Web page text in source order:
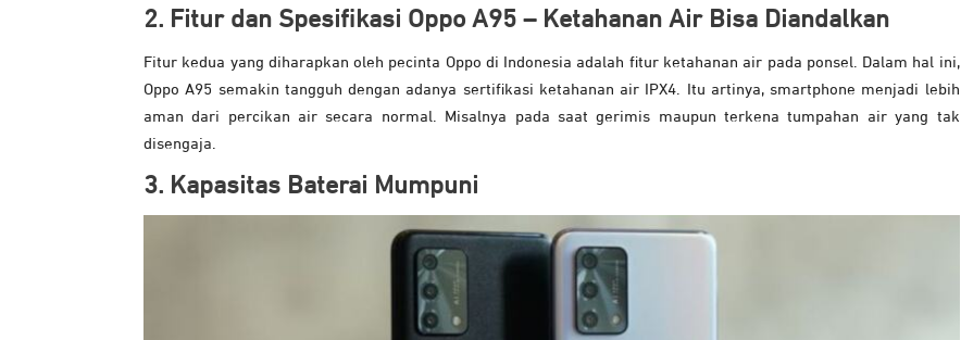
2. Fitur dan Spesifikasi Oppo A95 – Ketahanan Air Bisa Diandalkan
Fitur kedua yang diharapkan oleh pecinta Oppo di Indonesia adalah fitur ketahanan air pada ponsel. Dalam hal ini,
Oppo A95 semakin tangguh dengan adanya sertifikasi ketahanan air IPX4. Itu artinya, smartphone menjadi lebih
aman dari percikan air secara normal. Misalnya pada saat gerimis maupun terkena tumpahan air yang tak
disengaja.
3. Kapasitas Baterai Mumpuni